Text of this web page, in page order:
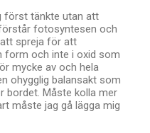
först tänkte utan att
fotosyntesen och
spreja för att
form och inte i oxid som
mycke av och hela
ohygglig balansakt som
bordet. Måste kolla mer
måste jag gå lägga mig